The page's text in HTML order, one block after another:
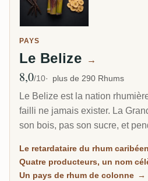
PAYS
Le Belize →
Note moyenne
8,0/10 plus de 290 Rhums
Le Belize est la nation
failli ne jamais exister. La
son bois, pas son sucre, et
de la distiller. Aujourd'hui ce
centrale compte quatre
Le retardataire du rhum caribéen
Quatre producteurs, un nom
Un pays de rhum de colonne →